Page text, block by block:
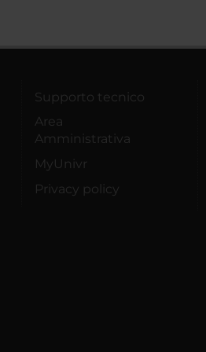
Supporto tecnico
Area
Amministrativa
MyUnivr
Privacy policy